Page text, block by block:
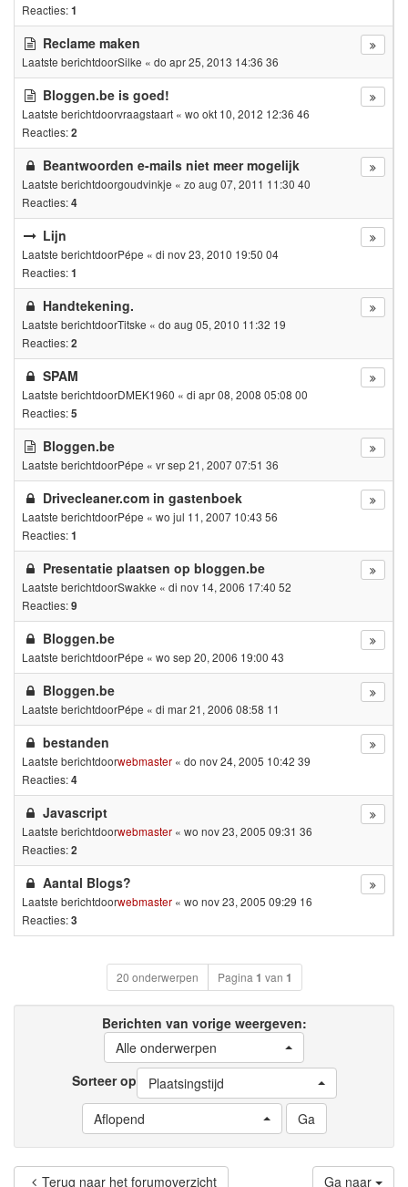
Reacties:1
Reclame maken
Laatste berichtdoorSilke « do apr 25, 2013 14:36 36
Bloggen.be is goed!
Laatste berichtdoorvraagstaart « wo okt 10, 2012 12:36 46
Reacties:2
Beantwoorden e-mails niet meer mogelijk
Laatste berichtdoorgoudvinkje « zo aug 07, 2011 11:30 40
Reacties:4
Lijn
Laatste berichtdoorPépe « di nov 23, 2010 19:50 04
Reacties:1
Handtekening.
Laatste berichtdoorTitske « do aug 05, 2010 11:32 19
Reacties:2
SPAM
Laatste berichtdoorDMEK1960 « di apr 08, 2008 05:08 00
Reacties:5
Bloggen.be
Laatste berichtdoorPépe « vr sep 21, 2007 07:51 36
Drivecleaner.com in gastenboek
Laatste berichtdoorPépe « wo jul 11, 2007 10:43 56
Reacties:1
Presentatie plaatsen op bloggen.be
Laatste berichtdoorSwakke « di nov 14, 2006 17:40 52
Reacties:9
Bloggen.be
Laatste berichtdoorPépe « wo sep 20, 2006 19:00 43
Bloggen.be
Laatste berichtdoorPépe « di mar 21, 2006 08:58 11
bestanden
Laatste berichtdoorwebmaster « do nov 24, 2005 10:42 39
Reacties:4
Javascript
Laatste berichtdoorwebmaster « wo nov 23, 2005 09:31 36
Reacties:2
Aantal Blogs?
Laatste berichtdoorwebmaster « wo nov 23, 2005 09:29 16
Reacties:3
20 onderwerpen Pagina 1 van 1
Berichten van vorige weergeven:
Alle onderwerpen
Sorteer op
Plaatsingstijd
Aflopend
Terug naar het forumoverzicht Ga naar